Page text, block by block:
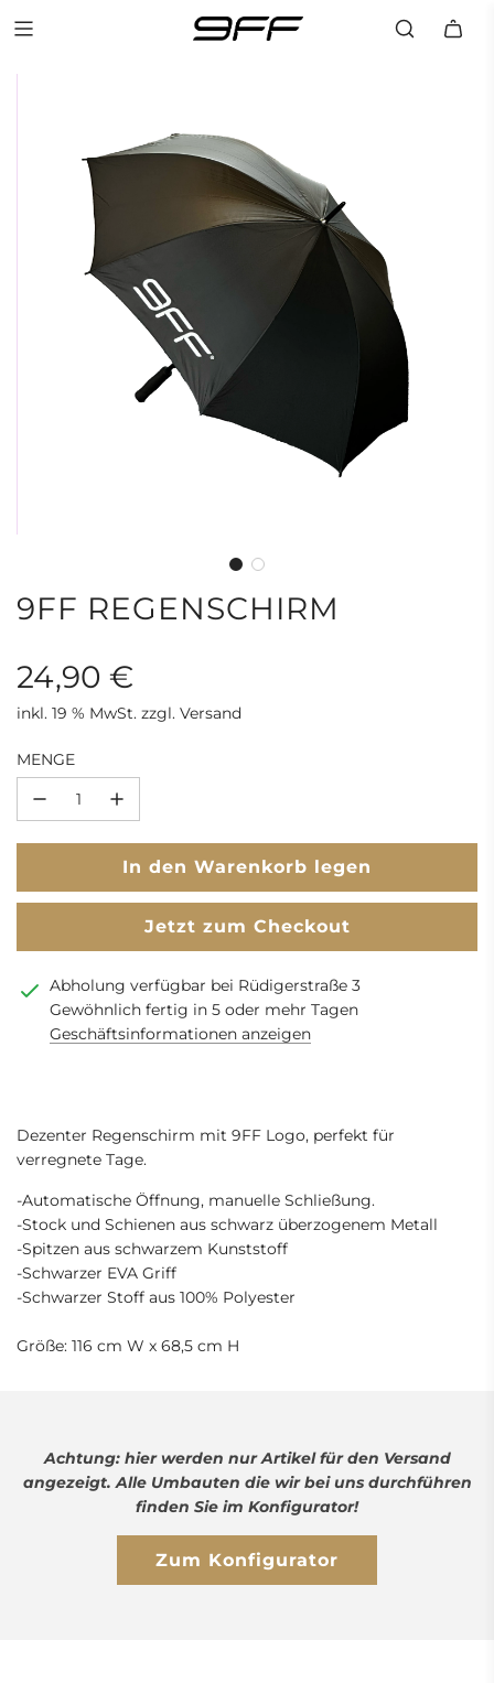
9FF REGENSCHIRM
Sonderpreis
Regulärer
Preis
24,90 €
inkl. 19 % MwSt. zzgl. Versand
MENGE
L
a
.
.
.
In den Warenkorb legen
Jetzt zum Checkout
Abholung verfügbar bei Rüdigerstraße 3
Gewöhnlich fertig in 5 oder mehr Tagen
Geschäftsinformationen anzeigen
Dezenter Regenschirm mit 9FF Logo, perfekt für
verregnete Tage.
-Automatische Öffnung, manuelle Schließung.
-Stock und Schienen aus schwarz überzogenem Metall
-Spitzen aus schwarzem Kunststoff
-Schwarzer EVA Griff
-Schwarzer Stoff aus 100% Polyester
Größe: 116 cm W x 68,5 cm H
Achtung: hier werden nur Artikel für den Versand
angezeigt. Alle Umbauten die wir bei uns durchführen
finden Sie im Konfigurator!
Zum Konfigurator